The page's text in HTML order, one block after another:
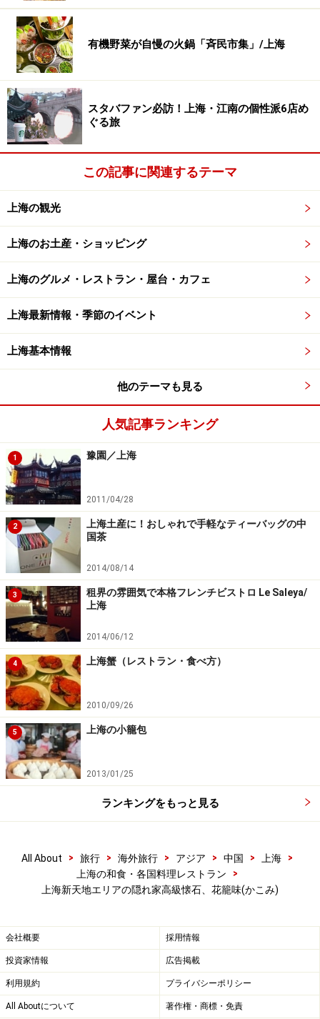
隠れ家です。
＜DATA＞
■KAKOMI
住所：済南路9号バカラビル2階
TEL： 021-5383−2829
営業時間：17:30-23:00
アクセス：地下鉄1号線「黄陂南駅」徒歩約3分
※記事内容は執筆時点のものです。最新の内容をご確認くださ
い。
ださい。
有機野菜が自慢の火鍋「斉民市集」/上海
スタバファン必訪！上海・江南の個性派6店め
ぐる旅
この記事に関連するテーマ
上海の観光
上海のお土産・ショッピング
上海のグルメ・レストラン・屋台・カフェ
上海最新情報・季節のイベント
上海基本情報
他のテーマも見る
人気記事ランキング
1 豫園／上海
2011/04/28
2
上海土産に！おしゃれで手軽なティーバッグの中
国茶
2014/08/14
3
租界の雰囲気で本格フレンチビストロ Le Saleya/
上海
2014/06/12
4 上海蟹（レストラン・食べ方）
2010/09/26
5 上海の小籠包
2013/01/25
ランキングをもっと見る
All About > 旅行 > 海外旅行 > アジア > 中国 > 上海
>
上海の和食・各国料理レストラン
>
上海新天地エリアの隠れ家高級懐石、花籠味(かこみ)
会社概要 採用情報
投資家情報 広告掲載
利用規約 プライバシーポリシー
All Aboutについて 著作権・商標・免責